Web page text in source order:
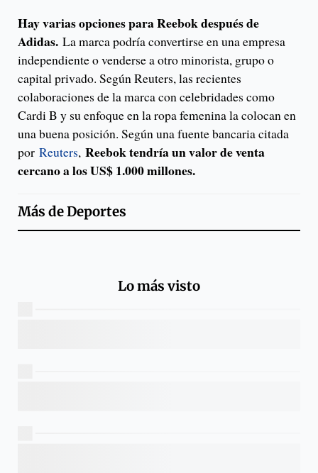
Hay varias opciones para Reebok después de
Adidas. La marca podría convertirse en una empresa
independiente o venderse a otro minorista, grupo o
capital privado. Según Reuters, las recientes
colaboraciones de la marca con celebridades como
Cardi B y su enfoque en la ropa femenina la colocan en
una buena posición. Según una fuente bancaria citada
por Reuters, Reebok tendría un valor de venta
cercano a los US$ 1.000 millones.
Más deDeportes
Lo más visto